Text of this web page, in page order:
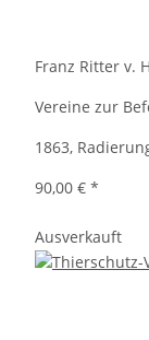
Franz Ritter v.
Vereine zur
1863,
90,00 € *
Ausverkauft